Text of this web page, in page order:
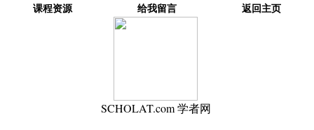
课程资源 给我留言 返回主页
SCHOLAT.com 学者网